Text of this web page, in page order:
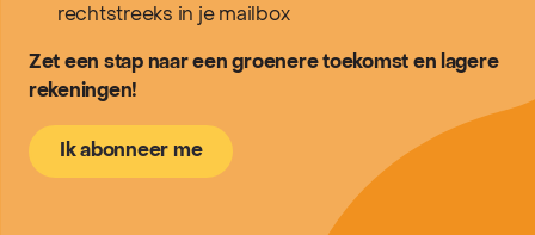
rechtstreeks in je mailbox
Zet een stap naar een groenere toekomst en lagere
rekeningen!
Ik abonneer me